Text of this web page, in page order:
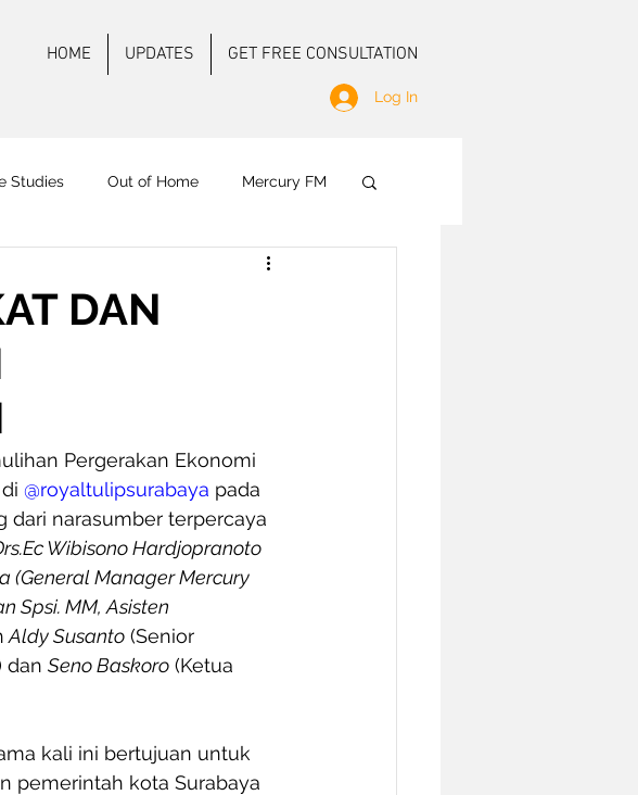
HOME UPDATES GET FREE CONSULTATION
Log In
Studies Out of Home Mercury FM
On Ground Activation
DAN
Pergerakan Ekonomi
@royaltulipsurabaya pada
dari narasumber terpercaya
Wibisono Hardjopranoto
(General Manager Mercury
Spsi. MM, Asisten
Aldy Susanto (Senior
dan Seno Baskoro (Ketua
kali ini bertujuan untuk
pemerintah kota Surabaya